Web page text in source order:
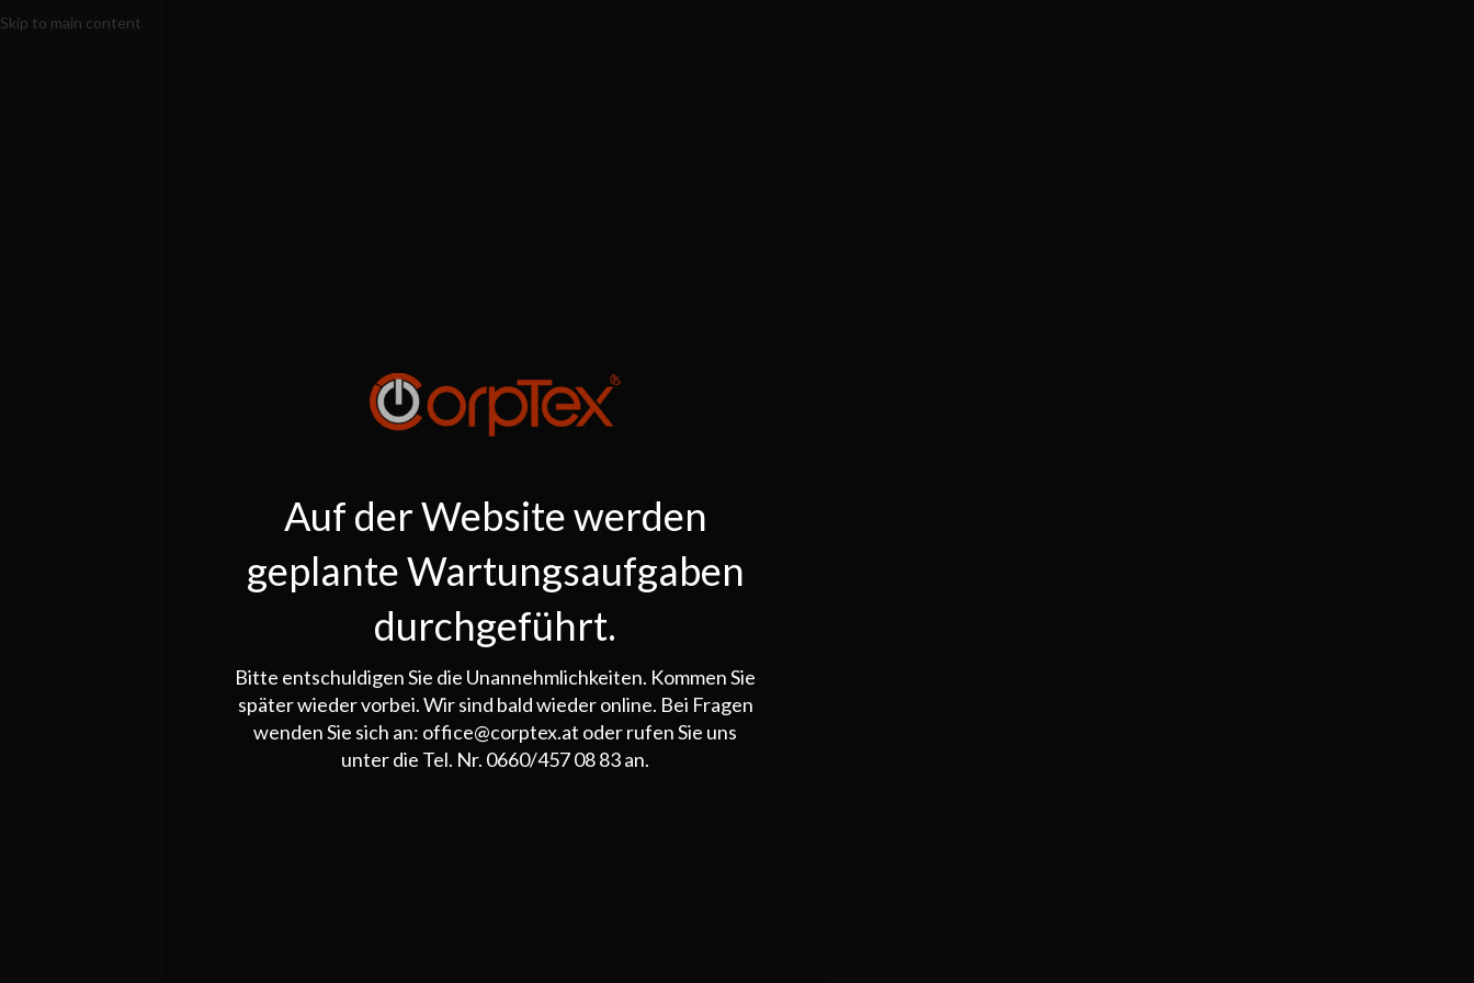
Skip to main content
Auf der Website werden
geplante Wartungsaufgaben
durchgeführt.
Bitte entschuldigen Sie die Unannehmlichkeiten. Kommen Sie
später wieder vorbei. Wir sind bald wieder online. Bei Fragen
wenden Sie sich an: office@corptex.at oder rufen Sie uns
unter die Tel. Nr. 0660/457 08 83 an.